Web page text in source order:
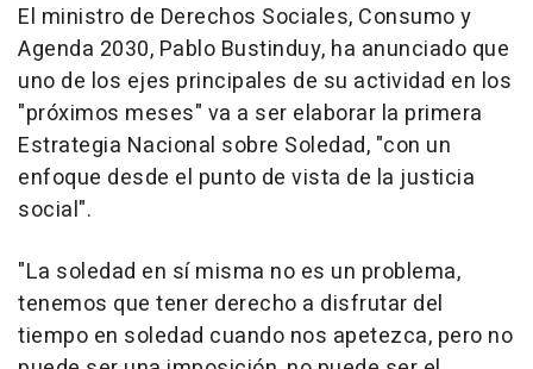
El ministro de Derechos Sociales, Consumo y
Agenda 2030, Pablo Bustinduy, ha anunciado que
uno de los ejes principales de su actividad en los
"próximos meses" va a ser elaborar la primera
Estrategia Nacional sobre Soledad, "con un
enfoque desde el punto de vista de la justicia
social".
"La soledad en sí misma no es un problema,
tenemos que tener derecho a disfrutar del
tiempo en soledad cuando nos apetezca, pero no